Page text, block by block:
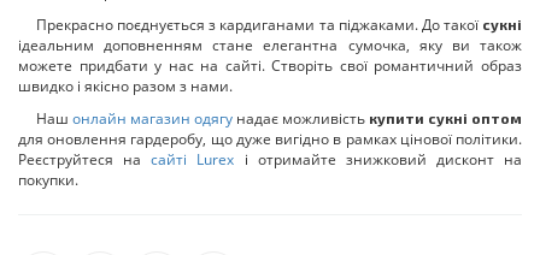
Прекрасно поєднується з кардиганами та піджаками. До такої сукні
ідеальним доповненням стане елегантна сумочка, яку ви також
можете придбати у нас на сайті. Створіть свої романтичний образ
швидко і якісно разом з нами.
Наш онлайн магазин одягу надає можливість купити сукні оптом
для оновлення гардеробу, що дуже вигідно в рамках цінової політики.
Реєструйтеся насайті Lurex і отримайте знижковий дисконт на
покупки.